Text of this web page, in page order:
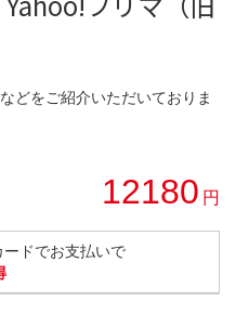
どをご紹介いただいておりま
12180 円
ドでお支払いで